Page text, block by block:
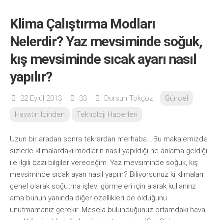
Klima Çalıştırma Modları
Nelerdir? Yaz mevsiminde soğuk,
kış mevsiminde sıcak ayarı nasıl
yapılır?
22 Eylül 2013 33 Dursun Tokgöz
Güncel
Hayatın İçinden
Teknoloji Haberleri
Uzun bir aradan sonra tekrardan merhaba… Bu makalemizde
sizlerle klimalardaki modların nasıl yapıldığı ne anlama geldiği
ile ilgili bazı bilgiler vereceğim. Yaz mevsiminde soğuk, kış
mevsiminde sıcak ayarı nasıl yapılır? Biliyorsunuz ki klimaları
genel olarak soğutma işlevi görmeleri için alarak kullanırız
ama bunun yanında diğer özellikleri de olduğunu
unutmamanız gerekir. Mesela bulunduğunuz ortamdaki hava